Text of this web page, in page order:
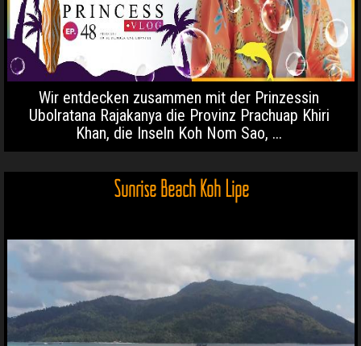
Wir entdecken zusammen mit der Prinzessin
Ubolratana Rajakanya die Provinz Prachuap Khiri
Khan, die Inseln Koh Nom Sao, ...
Sunrise Beach Koh Lipe